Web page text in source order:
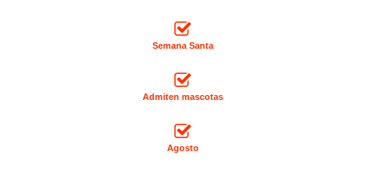
Semana Santa
Admiten mascotas
Agosto